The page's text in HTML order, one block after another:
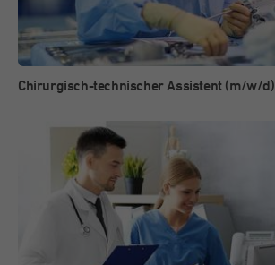
Chirurgisch-technischer Assistent (m/w/d)